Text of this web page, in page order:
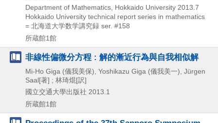
Department of Mathematics, Hokkaido University 2013.7
Hokkaido University technical report series in mathematics
= 北海道大学数学講究録 ser. #158
所蔵館1館
非線性偏微分方程 : 解的漸近行為與自我相似解
Mi-Ho Giga (儀我美保), Yoshikazu Giga (儀我美一), Jürgen
Saal[著] ; 林琦焜[訳]
國立交通大學出版社 2013.1
所蔵館1館